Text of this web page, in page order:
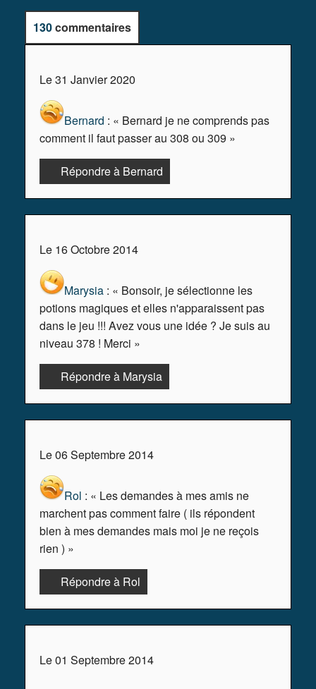
130commentaires
Le 31 Janvier 2020
Bernard : « Bernard je ne comprends pas
comment il faut passer au 308 ou 309 »
Répondre à Bernard
Le 16 Octobre 2014
Marysia : « Bonsoir, je sélectionne les
potions magiques et elles n'apparaissent pas
dans le jeu !!! Avez vous une idée ? Je suis au
niveau 378 ! Merci »
Répondre à Marysia
Le 06 Septembre 2014
Rol : « Les demandes à mes amis ne
marchent pas comment faire ( ils répondent
bien à mes demandes mais moi je ne reçois
rien ) »
Répondre à Rol
Le 01 Septembre 2014